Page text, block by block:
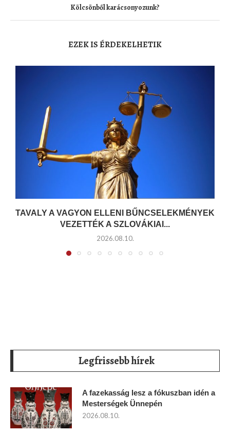
Kölcsönből karácsonyozunk?
EZEK IS ÉRDEKELHETIK
TAVALY A VAGYON ELLENI BŰNCSELEKMÉNYEK
VEZETTÉK A SZLOVÁKIAI...
2026.08.10.
Legfrissebb hírek
A fazekasság lesz a fókuszban idén a
Mesterségek Ünnepén
2026.08.10.